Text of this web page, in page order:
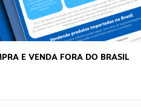
E VENDA FORA DO BRASIL